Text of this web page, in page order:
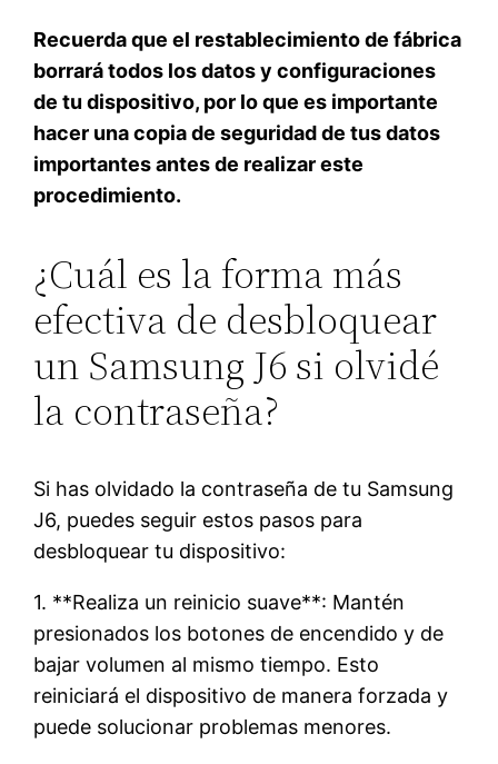
Recuerda que el restablecimiento de fábrica
borrará todos los datos y configuraciones
de tu dispositivo, por lo que es importante
hacer una copia de seguridad de tus datos
importantes antes de realizar este
procedimiento.
¿Cuál es la forma más
efectiva de desbloquear
un Samsung J6 si olvidé
la contraseña?
Si has olvidado la contraseña de tu Samsung
J6, puedes seguir estos pasos para
desbloquear tu dispositivo:
1. **Realiza un reinicio suave**: Mantén
presionados los botones de encendido y de
bajar volumen al mismo tiempo. Esto
reiniciará el dispositivo de manera forzada y
puede solucionar problemas menores.